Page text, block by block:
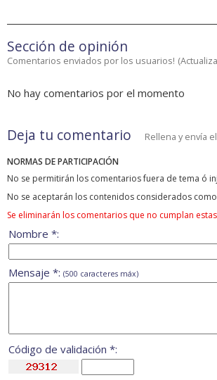
Sección de opinión
Comentarios enviados por los usuarios! (
No hay comentarios por el momento
Deja tu comentario Rellena y envía
NORMAS DE PARTICIPACIÓN
No se permitirán los comentarios fuera de tema ó
No se aceptarán los contenidos considerados
Se eliminarán los comentarios que no cumplan
Nombre *:
Mensaje *: (500 caracteres máx)
Código de validación *: